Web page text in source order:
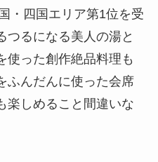
・四国エリア第1位を受
つるになる美人の湯と
使った創作絶品料理も
ふんだんに使った会席
楽しめること間違いな